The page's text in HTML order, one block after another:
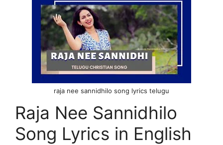
raja nee sannidhilo song lyrics telugu
Raja Nee Sannidhilo
Song Lyrics in English